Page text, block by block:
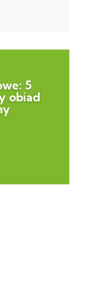
5
obiad